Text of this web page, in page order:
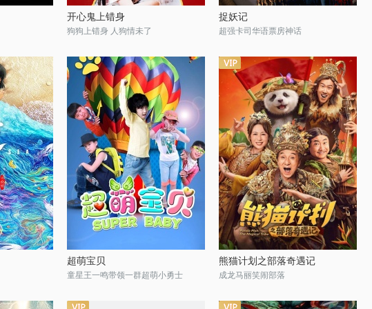
开心鬼上错身
狗狗上错身 人狗情未了
捉妖记
超强卡司华语票房神话
超萌宝贝
童星王一鸣带领一群超萌小勇士
熊猫计划之部落奇遇记
成龙马丽笑闹部落